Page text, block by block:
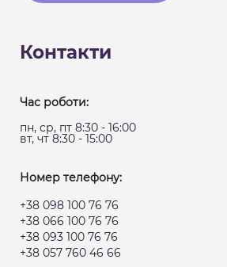
Контакти
Час роботи:
пн, ср, пт 8:30 - 16:00
вт, чт 8:30 - 15:00
Номер телефону:
+38 098 100 76 76
+38 066 100 76 76
+38 093 100 76 76
+38 057 760 46 66